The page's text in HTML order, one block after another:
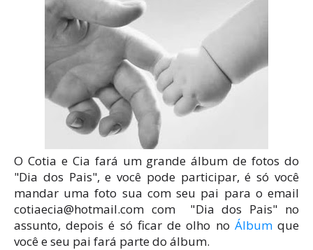
O Cotia e Cia fará um grande álbum de fotos do
"Dia dos Pais", e você pode participar, é só você
mandar uma foto sua com seu pai para o email
cotiaecia@hotmail.com com "Dia dos Pais" no
assunto, depois é só ficar de olho no Álbumque
você e seu pai fará parte do álbum.